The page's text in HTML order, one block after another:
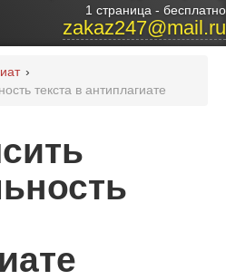
1 страница - бесплатно
zakaz247@mail.ru
›
текста в антиплагиате